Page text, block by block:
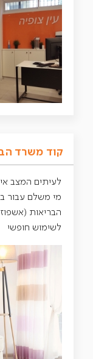
קוד משרד
לעיתים המצב
מי משלם עבור
הבריאות
לשימוש חופשי